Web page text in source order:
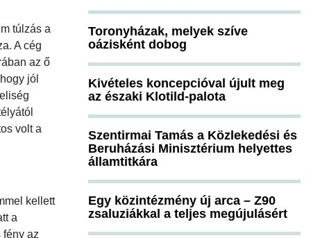
túlzás a
A cég
az ő
jól
volt a
kellett
a
fény az
Toronyházak, melyek szíve
oázisként dobog
Kivételes koncepcióval újult meg
az északi Klotild-palota
Szentirmai Tamás a Közlekedési és
Beruházási Minisztérium helyettes
államtitkára
Egy közintézmény új arca – Z90
zsaluziákkal a teljes megújulásért